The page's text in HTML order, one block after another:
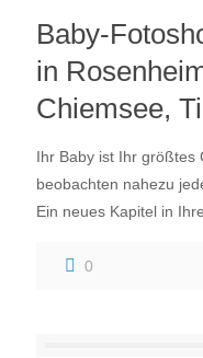
Baby-
in
Chiemsee,
Ihr Baby ist Ihr größtes
beobachten nahezu
Ein neues Kapitel in
0